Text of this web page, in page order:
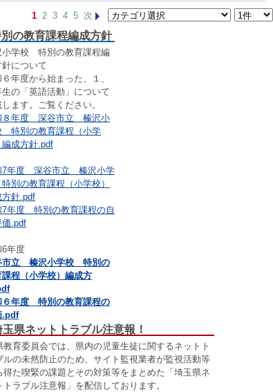
1 2 3 4 5 次
の教育課程編成方針
小学校 特別の教育課程編
針について
年度から始まった、１、
生の「英語活動」について
ます。ご覧ください。
８年度 深谷市立 榛沢小
特別の教育課程（小学
編成方針.pdf
7年度 深谷市立 榛沢小学
別の教育課程（小学校）
方針.pdf
7年度 特別の教育課程の自
価.pdf
6年度
市立 榛沢小学校 特別の
課程（小学校）編成方
６年度 特別の教育課程の
.pdf
玉県ネットトラブル注意報！
育委員会では、県内の児童生徒に関するネットト
ルの未然防止のため、サイト監視業者が監視活動等
得た喫緊の課題とその対策等をまとめた「埼玉県ネ
トラブル注意報」を配信しております。